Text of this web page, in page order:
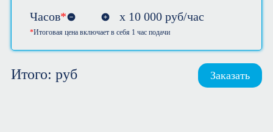
Часов* х 10 000 руб/час
Итоговая цена включает в себя 1 час подачи
Итого: руб Заказать